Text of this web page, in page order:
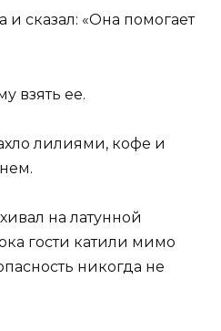
и сказал: «Она помогает
взять ее.
лилиями, кофе и
на латунной
гости катили мимо
никогда не